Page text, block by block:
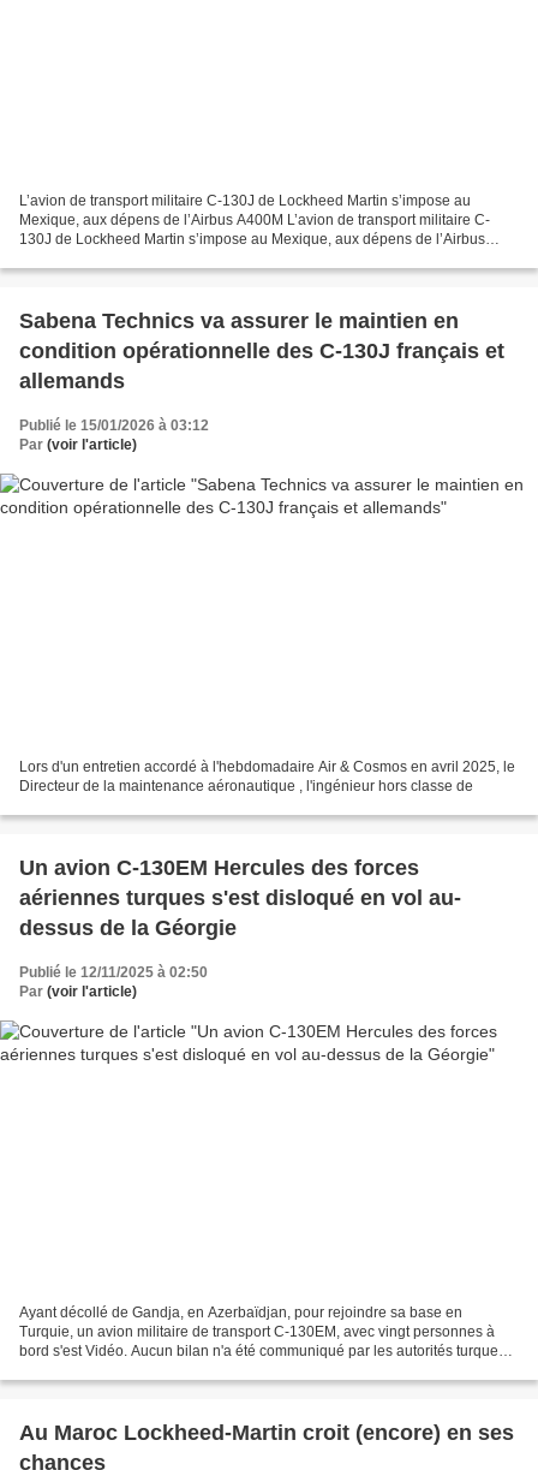
L’avion de transport militaire C-130J de Lockheed Martin s’impose au
Mexique, aux dépens de l’Airbus A400M L’avion de transport militaire C-
130J de Lockheed Martin s’impose au Mexique, aux dépens de l’Airbus
Sabena Technics va assurer le maintien en
condition opérationnelle des C-130J français et
allemands
Publié le 15/01/2026 à 03:12
Par (voir l'article)
Lors d'un entretien accordé à l'hebdomadaire Air & Cosmos en avril 2025, le
Directeur de la maintenance aéronautique , l'ingénieur hors classe de
Un avion C-130EM Hercules des forces
aériennes turques s'est disloqué en vol au-
dessus de la Géorgie
Publié le 12/11/2025 à 02:50
Par (voir l'article)
Ayant décollé de Gandja, en Azerbaïdjan, pour rejoindre sa base en
Turquie, un avion militaire de transport C-130EM, avec vingt personnes à
bord s'est Vidéo. Aucun bilan n'a été communiqué par les autorités turques,
Au Maroc Lockheed-Martin croit (encore) en ses
chances